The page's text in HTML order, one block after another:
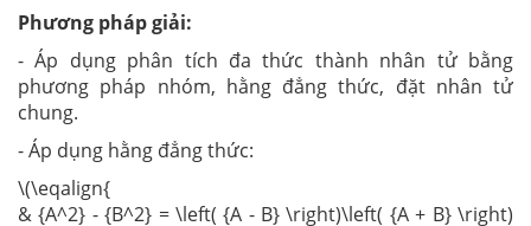
Phương pháp giải:
- Áp dụng phân tích đa thức thành nhân tử bằng
phương pháp nhóm, hằng đẳng thức, đặt nhân tử
chung.
- Áp dụng hằng đẳng thức:
\(\eqalign{
& {A^2} - {B^2} = \left( {A - B} \right)\left( {A + B} \right)